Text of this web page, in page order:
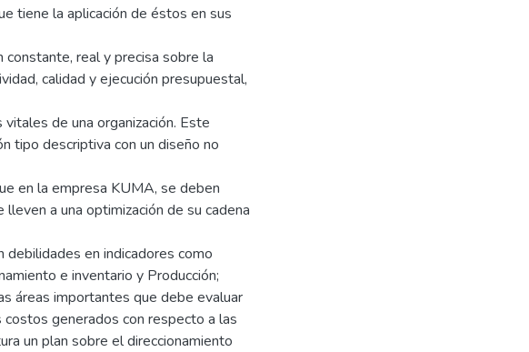
tiene la aplicación de éstos en sus
real y precisa sobre la
calidad y ejecución presupuestal,
de una organización. Este
tipo descriptiva con un diseño no
en la empresa KUMA, se deben
a una optimización de su cadena
debilidades en indicadores como
e inventario y Producción;
áreas importantes que debe evaluar
costos generados con respecto a las
un plan sobre el direccionamiento